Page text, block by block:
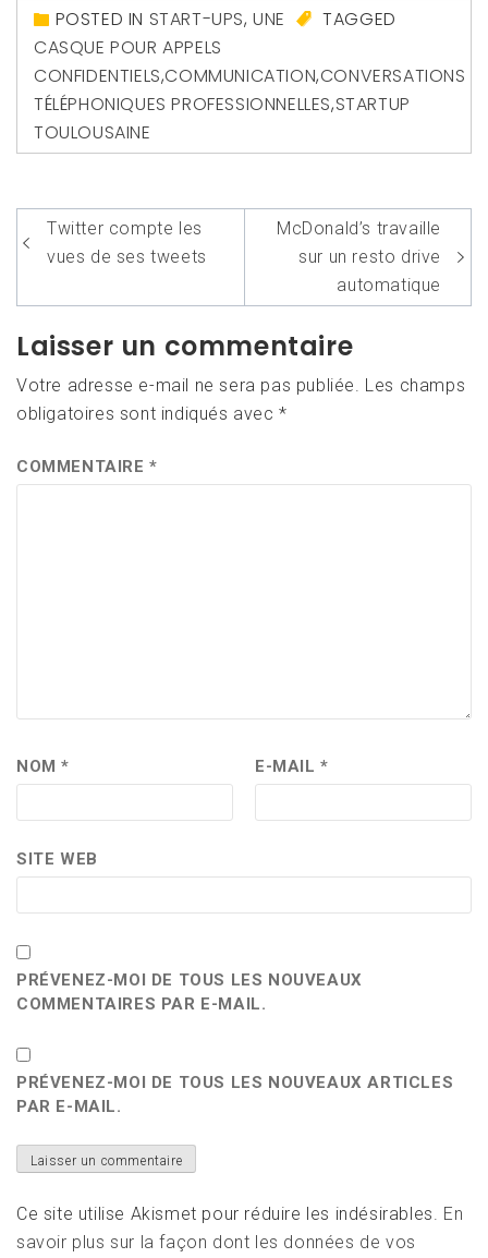
POSTED IN START-UPS,UNE
TAGGED
CASQUE POUR APPELS
CONFIDENTIELS,COMMUNICATION,CONVERSATIONS
TÉLÉPHONIQUES PROFESSIONNELLES,STARTUP
TOULOUSAINE
Navigation
de
l’article
Twitter compte les
vues de ses tweets
McDonald’s travaille
sur un resto drive
automatique
Laisser un commentaire
Votre adresse e-mail ne sera pas publiée. Les champs
obligatoires sont indiqués avec*
COMMENTAIRE*
NOM* E-MAIL*
SITE WEB
PRÉVENEZ-MOI DE TOUS LES NOUVEAUX
COMMENTAIRES PAR E-MAIL.
PRÉVENEZ-MOI DE TOUS LES NOUVEAUX ARTICLES
PAR E-MAIL.
Ce site utilise Akismet pour réduire les indésirables. En
savoir plus sur la façon dont les données de vos